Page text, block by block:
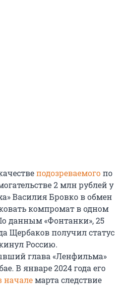
подозреваемогопо
2 млн рублей у
Василия Бровко в обмен
компромат в одном
данным «Фонтанки», 25
Щербаков получил статус
Россию.
глава «Ленфильма»
В январе 2024 года его
началемарта следствие